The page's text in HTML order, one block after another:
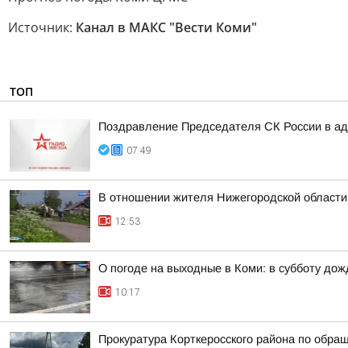
Источник: Канал в МАКС "Вести Коми"
ТОП
Поздравление Председателя СК России в
07:49
В отношении жителя Нижегородской
12:53
О погоде на выходные в Коми: в субботу
10:17
Прокуратура Корткеросского района по